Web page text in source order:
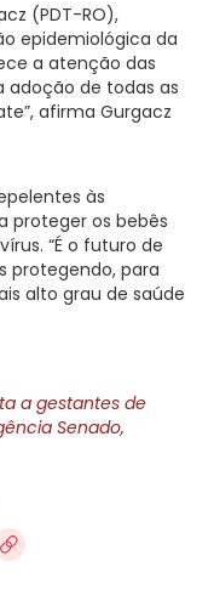
(PDT-RO),
epidemiológica da
a atenção das
adoção de todas as
afirma Gurgacz
às
proteger os bebês
“É o futuro de
protegendo, para
alto grau de saúde
a gestantes de
Senado,